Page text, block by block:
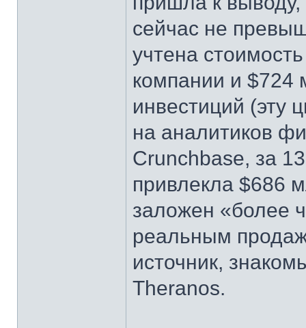
cейчас не
учтена
компании и $724
инвестиций (эту
на аналитиков
Crunchbase, за
привлекла $686
заложен «более
реальным
источник,
Theranos.